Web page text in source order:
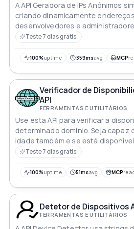
A API Geradora de IPs Anônimos
criando dinamicamente
desenvolvedores e
cenários de teste
Teste 7 dias gratis
100%uptime 359msavg MCP
Verificador de
API
FERRAMENTAS E UTILITÁRIOS
Use esta API para verificar a
determinado domínio. Seja capaz
idade também e se está
Teste 7 dias gratis
100%uptime 51msavg MCP
Detetor de Dispositivos
FERRAMENTAS E UTILITÁRIOS